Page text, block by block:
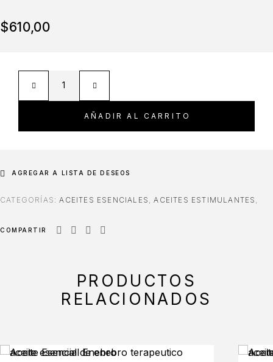
$610,00
AÑADIR AL CARRITO
AGREGAR A LISTA DE DESEOS
CATEGORÍAS:ACEITES ESENCIALES ,ACEITES ESTIMULANTES
COMPARTIR
PRODUCTOS
RELACIONADOS